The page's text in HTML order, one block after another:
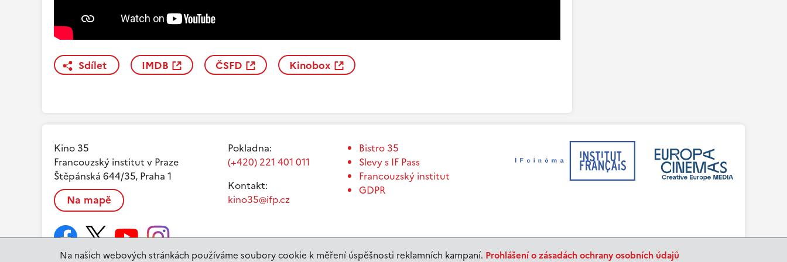
Na našich webových stránkách používáme soubory cookie k měření úspěšnosti reklamních kampaní. Prohlášení o zásadách ochrany osobních údajů
Sdílet IMDB ČSFD Kinobox
Kino 35
Francouzský institut v Praze
Štěpánská 644/35, Praha 1
Na mapě
Pokladna:
(+420) 221 401 011
Kontakt:
kino35@ifp.cz
Bistro 35
Slevy s IF Pass
Francouzský institut
GDPR